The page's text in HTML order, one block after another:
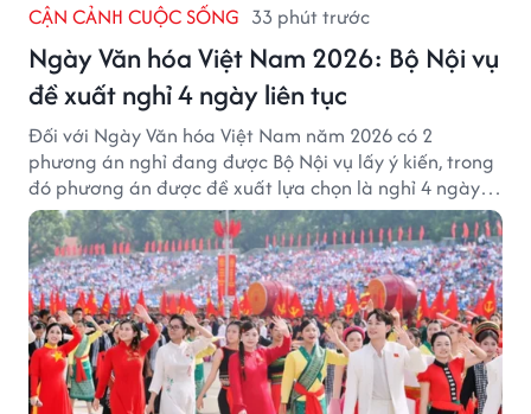
CẬN CẢNH CUỘC SỐNG 33 phút trước
Ngày Văn hóa Việt Nam 2026: Bộ Nội vụ
đề xuất nghỉ 4 ngày liên tục
Đối với Ngày Văn hóa Việt Nam năm 2026 có 2
phương án nghỉ đang được Bộ Nội vụ lấy ý kiến, trong
đó phương án được đề xuất lựa chọn là nghỉ 4 ngày
liên tục từ 21/11 đến 24/11, đồng thời hoán đổi 1 ngày
làm việc sang thứ Bảy (28/11).